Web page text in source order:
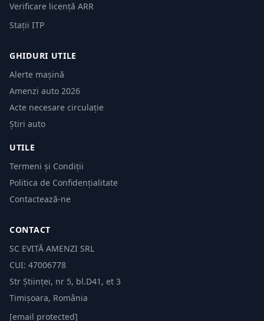
Verificare licență ARR
Stații ITP
GHIDURI UTILE
Alerte mașină
Amenzi auto 2026
Acte necesare circulație
Știri auto
UTILE
Termeni și Condiții
Politica de Confidențialitate
Contactează-ne
CONTACT
SC EVITĂ AMENZI SRL
CUI: 47006778
Str Științei, nr 5, bl.D41, et 3
Timișoara, România
[email protected]